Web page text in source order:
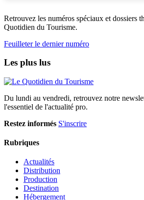
Retrouvez les numéros spéciaux et dossiers
Quotidien du Tourisme.
Feuilleter le dernier numéro
Les plus lus
Du lundi au vendredi, retrouvez notre
l'essentiel de l'actualité pro.
Restez informés S'inscrire
Rubriques
Actualités
Distribution
Production
Destination
Hébergement